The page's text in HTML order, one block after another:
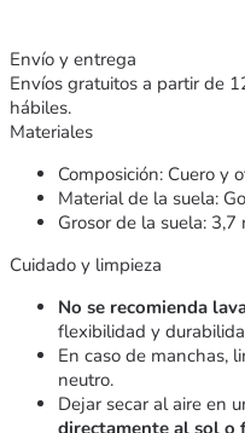
Envío y entrega
Envíos gratuitos a partir de
hábiles.
Materiales
Composición: Cuero y
Material de la suela:
Grosor de la suela: 3,7
Cuidado y limpieza
No se recomienda
flexibilidad y
En caso de manchas,
neutro.
Dejar secar al aire en
directamente al sol o